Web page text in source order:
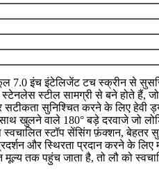
7.0 इंच इंटेलिजेंट टच स्क्रीन से
स्टील सामग्री से बने होते हैं,
सुनिश्चित करने के लिए हेवी
साथ खुलने वाले 180° बड़े दरवाजे जो
स्वचालित स्टॉप सेंसिंग फ़ंक्शन, बेहतर
और स्थिरता प्रदान करने के लिए
मूल्य तक पहुंच जाता है, तो लौ को